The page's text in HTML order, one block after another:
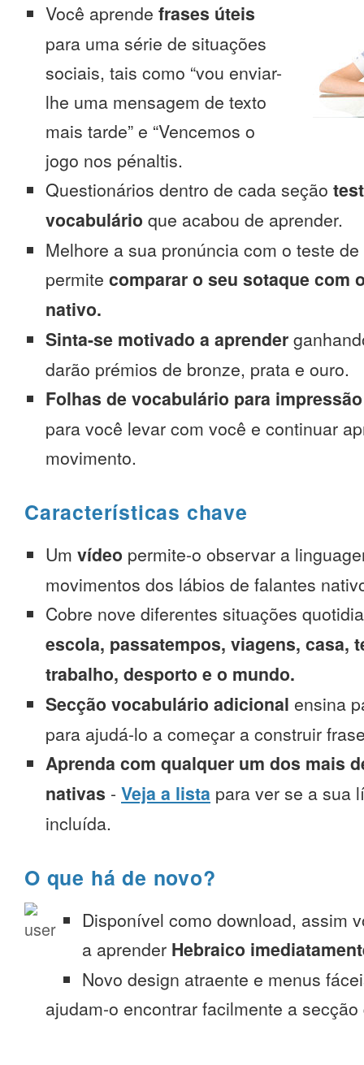
Você aprende frases úteis
para uma série de situações
sociais, tais como “vou enviar-
lhe uma mensagem de texto
mais tarde” e “Vencemos o
jogo nos pénaltis.
Questionários dentro de cada seção
vocabulário que acabou de aprender.
Melhore a sua pronúncia com o teste
permite comparar o seu sotaque com
nativo.
Sinta-se motivado a aprender
darão prémios de bronze, prata e ouro.
Folhas de vocabulário para impressão
para você levar com você e continuar
movimento.
Características chave
Um vídeo permite-o observar a
movimentos dos lábios de falantes
Cobre nove diferentes situações
escola, passatempos, viagens, casa,
trabalho, desporto e o mundo.
Secção vocabulário adicional ensina
para ajudá-lo a começar a construir
Aprenda com qualquer um dos mais
nativas - Veja a lista para ver se a sua
incluída.
O que há de novo?
Disponível como download, assim
a aprender Hebraico
Novo design atraente e menus
ajudam-o encontrar facilmente a